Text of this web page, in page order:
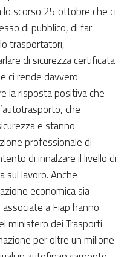
scorso 25 ottobre che ci
di pubblico, di far
trasportatori,
di sicurezza certificata
ci rende davvero
la risposta positiva che
che
e stanno
professionale di
di innalzare il livello di
sul lavoro. Anche
economica sia
a Fiap hanno
ministero dei Trasporti
per oltre un milione